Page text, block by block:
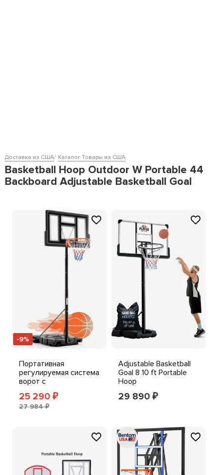
Доставка из США Каталог Товары из США
Basketball Hoop Outdoor W Portable 44
Backboard Adjustable Basketball Goal
-9%
Портативная
регулируемая система
ворот с
баскетбольным
кольцом для игры на
открытом воздухе в
25 290 ₽
27 984 ₽
Adjustable Basketball
Goal 8 10 ft Portable
Hoop
44inBackboardwith
Fillable Base
29 890 ₽